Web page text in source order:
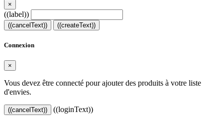
×
((label))
((cancelText)) ((createText))
Connexion
×
Vous devez être connecté pour ajouter des produits à votre liste
d'envies.
((cancelText)) ((loginText))